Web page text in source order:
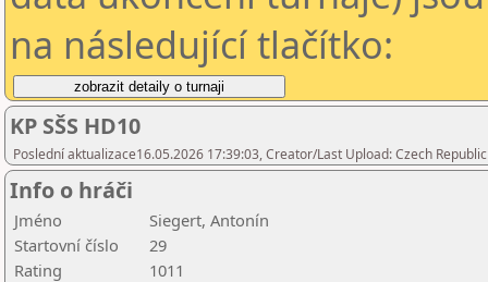
na následující tlačítko:
KP SŠS HD10
Poslední aktualizace16.05.2026 17:39:03, Creator/Last Upload: Czech
Info o hráči
Jméno
Siegert, Antonín
Startovní číslo
29
Rating
1011